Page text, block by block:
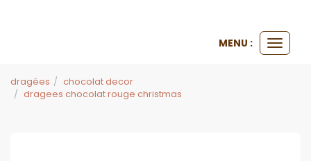
Ouvrir
le
MENU :
dragées
chocolat decor
dragees chocolat rouge christmas